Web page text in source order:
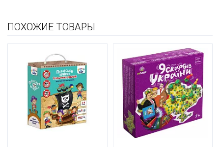
ПОХОЖИЕ ТОВАРЫ